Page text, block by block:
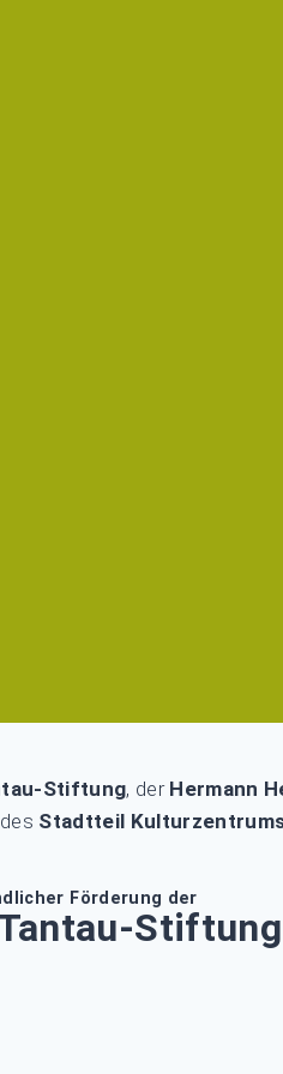
Stiftung, der Hermann
Stadtteil
Förderung der
Stiftung